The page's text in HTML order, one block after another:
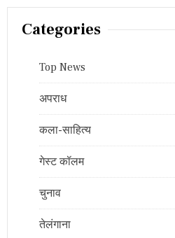
Categories
Top News
अपराध
कला-साहित्य
गेस्ट कॉलम
चुनाव
तेलंगाना